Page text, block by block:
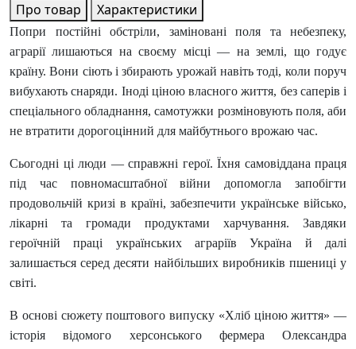
Про товар Характеристики
Попри постійні обстріли, заміновані поля та небезпеку,
аграрії лишаються на своєму місці — на землі, що годує
країну. Вони сіють і збирають урожай навіть тоді, коли поруч
вибухають снаряди. Іноді ціною власного життя, без саперів і
спеціального обладнання, самотужки розміновують поля, аби
не втратити дорогоцінний для майбутнього врожаю час.
Сьогодні ці люди — справжні герої. Їхня самовіддана праця
під час повномасштабної війни допомогла запобігти
продовольчій кризі в країні, забезпечити українське військо,
лікарні та громади продуктами харчування. Завдяки
героїчній праці українських аграріїв Україна й далі
залишається серед десяти найбільших виробників пшениці у
світі.
В основі сюжету поштового випуску «Хліб ціною життя» —
історія відомого херсонського фермера Олександра